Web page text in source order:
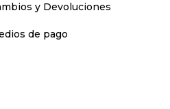
y Devoluciones
de pago